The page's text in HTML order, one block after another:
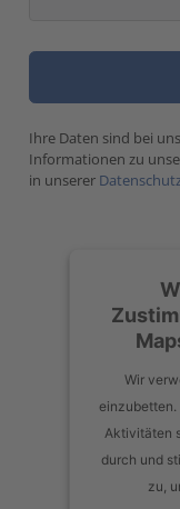
Ihre Daten sind bei
Informationen zu
in unserer
Wir
einzubetten.
Aktivitäten
durch und
zu,